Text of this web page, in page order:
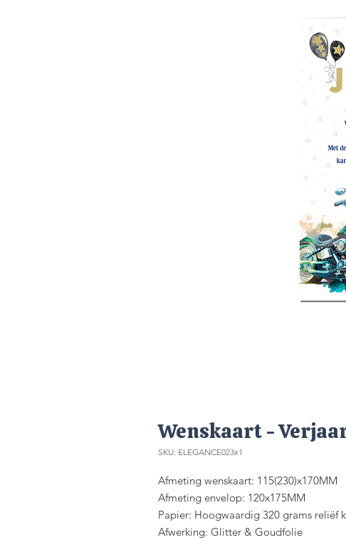
Wenskaart -
SKU: ELEGANCE023x1
Afmeting wenskaart: 115(230)x170MM
Afmeting envelop: 120x175MM
Papier: Hoogwaardig 320 grams reliëf
Afwerking: Glitter & Goudfolie